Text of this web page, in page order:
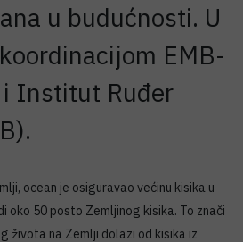
u budućnosti. U
EMB-
Institut Ruđer
ocean je osiguravao većinu kisika u
oko 50 posto Zemljinog kisika. To znači
života na Zemlji dolazi od kisika iz